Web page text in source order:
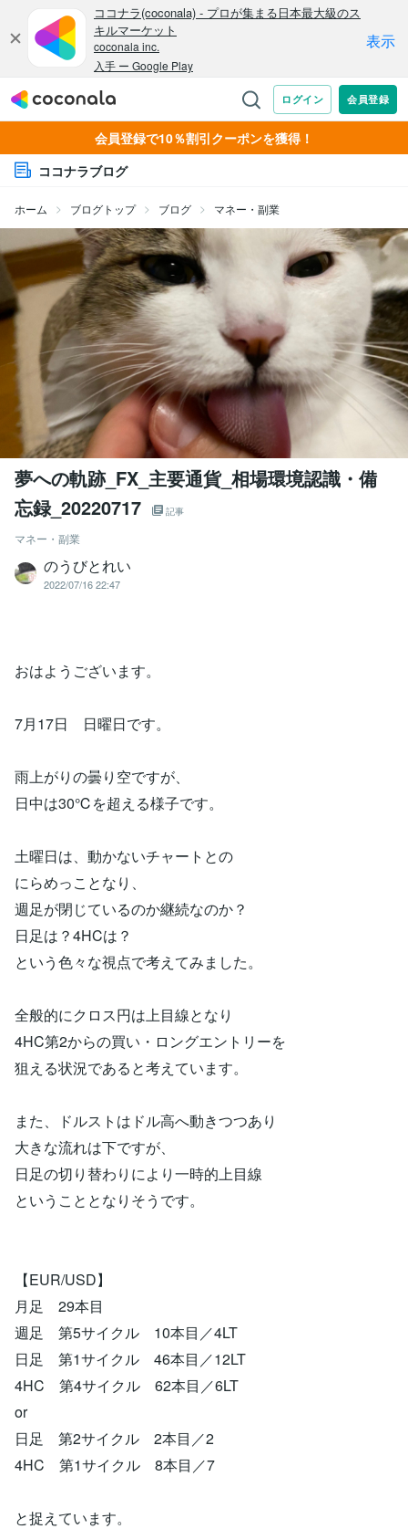
会員登録で10％割引クーポンを獲得！
ココナラブログ
ホーム ブログトップ ブログ マネー・副業
夢への軌跡_FX_主要通貨_相場環境認識・備
忘録_20220717
記事
マネー・副業
のうびとれい
2022/07/16 22:47
おはようございます。
7月17日 日曜日です。
雨上がりの曇り空ですが、
日中は30℃を超える様子です。
土曜日は、動かないチャートとの
にらめっことなり、
週足が閉じているのか継続なのか？
日足は？4HCは？
という色々な視点で考えてみました。
全般的にクロス円は上目線となり
4HC第2からの買い・ロングエントリーを
狙える状況であると考えています。
また、ドルストはドル高へ動きつつあり
大きな流れは下ですが、
日足の切り替わりにより一時的上目線
ということとなりそうです。
【EUR/USD】
月足 29本目
週足 第5サイクル 10本目／4LT
日足 第1サイクル 46本目／12LT
4HC 第4サイクル 62本目／6LT
or
日足 第2サイクル 2本目／2
4HC 第1サイクル 8本目／7
と捉えています。